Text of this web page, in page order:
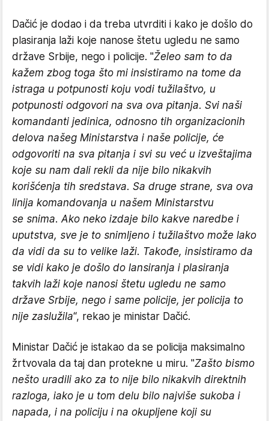
Dačić je dodao i da treba utvrditi i kako je došlo do
plasiranja laži koje nanose štetu ugledu ne samo
države Srbije, nego i policije. "Želeo sam to da
kažem zbog toga što mi insistiramo na tome da
istraga u potpunosti koju vodi tužilaštvo, u
potpunosti odgovori na sva ova pitanja. Svi naši
komandanti jedinica, odnosno tih organizacionih
delova našeg Ministarstva i naše policije, će
odgovoriti na sva pitanja i svi su već u izveštajima
koje su nam dali rekli da nije bilo nikakvih
korišćenja tih sredstava. Sa druge strane, sva ova
linija komandovanja u našem Ministarstvu
se snima. Ako neko izdaje bilo kakve naredbe i
uputstva, sve je to snimljeno i tužilaštvo može lako
da vidi da su to velike laži. Takođe, insistiramo da
se vidi kako je došlo do lansiranja i plasiranja
takvih laži koje nanosi štetu ugledu ne samo
države Srbije, nego i same policije, jer policija to
nije zaslužila“, rekao je ministar Dačić.
Ministar Dačić je istakao da se policija maksimalno
žrtvovala da taj dan protekne u miru. "Zašto bismo
nešto uradili ako za to nije bilo nikakvih direktnih
razloga, iako je u tom delu bilo najviše sukoba i
napada, i na policiju i na okupljene koji su